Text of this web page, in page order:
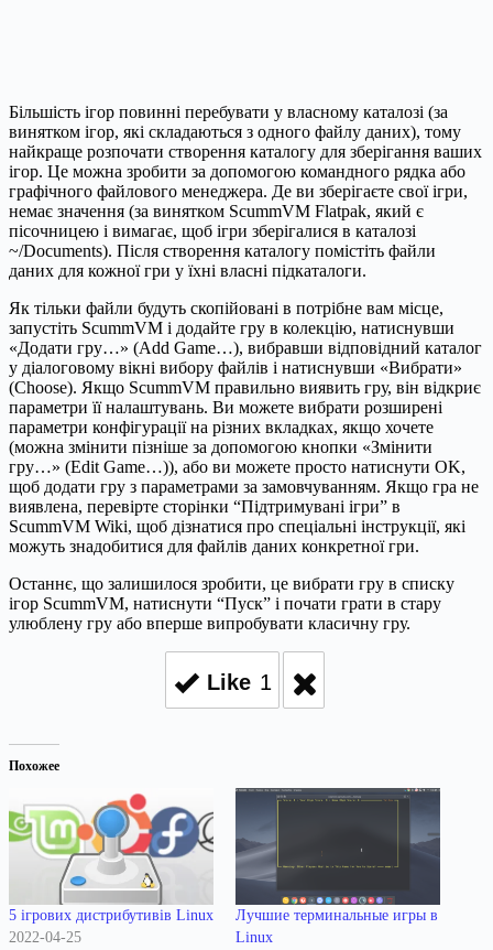
Більшість ігор повинні перебувати у власному каталозі (за
винятком ігор, які складаються з одного файлу даних), тому
найкраще розпочати створення каталогу для зберігання ваших
ігор. Це можна зробити за допомогою командного рядка або
графічного файлового менеджера. Де ви зберігаєте свої ігри,
немає значення (за винятком ScummVM Flatpak, який є
пісочницею і вимагає, щоб ігри зберігалися в каталозі
~/Documents). Після створення каталогу помістіть файли
даних для кожної гри у їхні власні підкаталоги.
Як тільки файли будуть скопійовані в потрібне вам місце,
запустіть ScummVM і ​​додайте гру в колекцію, натиснувши
«Додати гру…» (Add Game…), вибравши відповідний каталог
у діалоговому вікні вибору файлів і натиснувши «Вибрати»
(Choose). Якщо ScummVM правильно виявить гру, він відкриє
параметри її налаштувань. Ви можете вибрати розширені
параметри конфігурації на різних вкладках, якщо хочете
(можна змінити пізніше за допомогою кнопки «Змінити
гру…» (Edit Game…)), або ви можете просто натиснути OK,
щоб додати гру з параметрами за замовчуванням. Якщо гра не
виявлена, перевірте сторінки “Підтримувані ігри” в
ScummVM Wiki, щоб дізнатися про спеціальні інструкції, які
можуть знадобитися для файлів даних конкретної гри.
Останнє, що залишилося зробити, це вибрати гру в списку
ігор ScummVM, натиснути “Пуск” і почати грати в стару
улюблену гру або вперше випробувати класичну гру.
Like 1
Похожее
5 ігрових дистрибутивів Linux
2022-04-25
Лучшие терминальные игры в
Linux